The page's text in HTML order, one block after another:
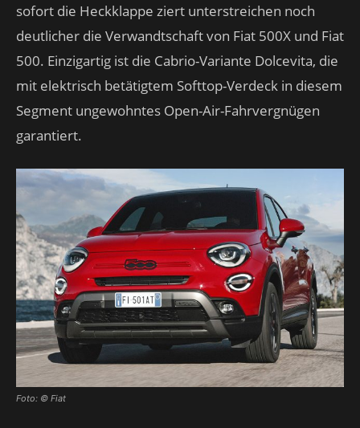
sofort die Heckklappe ziert unterstreichen noch
deutlicher die Verwandtschaft von Fiat 500X und Fiat
500. Einzigartig ist die Cabrio-Variante Dolcevita, die
mit elektrisch betätigtem Softtop-Verdeck in diesem
Segment ungewohntes Open-Air-Fahrvergnügen
garantiert.
Foto: © Fiat